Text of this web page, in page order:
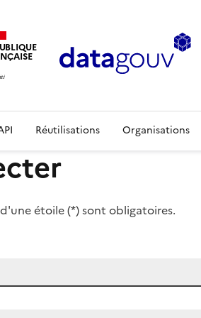
Réutilisations Organisations
étoile (*) sont obligatoires.